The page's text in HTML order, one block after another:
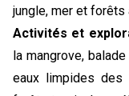
jungle, mer et forêts
Activités et
la mangrove,
eaux limpides des